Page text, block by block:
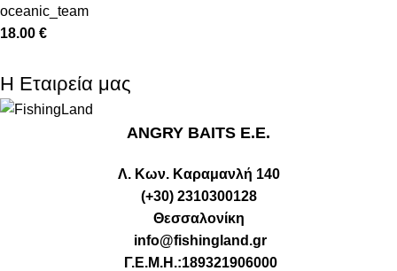
oceanic_team
18.00 €
Η Εταιρεία μας
ANGRY BAITS Ε.Ε.
Λ. Κων. Καραμανλή 140
(+30) 2310300128
Θεσσαλονίκη
info@fishingland.gr
Γ.Ε.Μ.Η.:189321906000